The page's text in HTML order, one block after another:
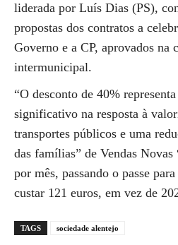
liderada por Luís Dias (PS),
propostas dos contratos a
Governo e a CP, aprovados na
intermunicipal.
“O desconto de 40%
significativo na resposta à
transportes públicos e uma
das famílias” de Vendas Novas
por mês, passando o passe
custar 121 euros, em vez de
TAGS sociedade alentejo